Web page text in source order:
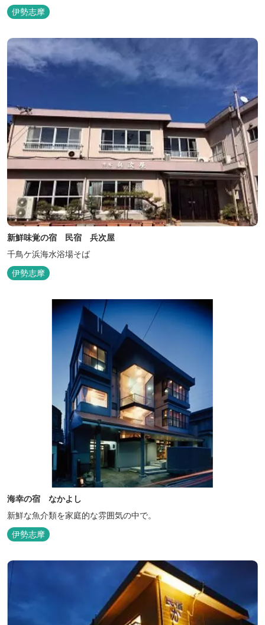
相差ならではの新鮮な海の幸、豊かな自然、温泉、そしてサウナで
ととのう至福のひとときを。
伊勢志摩
新鮮味覚の宿 民宿 兵次屋
千鳥ケ浜海水浴場そば
伊勢志摩
海幸の宿 なかよし
新鮮な魚介類を家庭的な雰囲気の中で。
伊勢志摩